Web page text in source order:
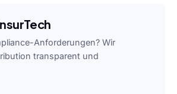
Anforderungen? Wir
transparent und